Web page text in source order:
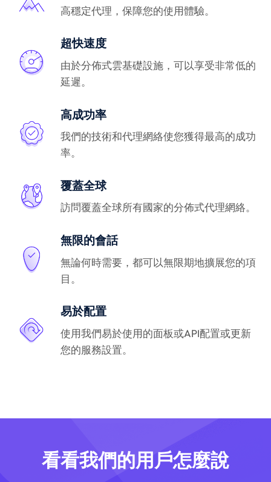
高穩定代理，保障您的使用體驗。
超快速度
由於分佈式雲基礎設施，可以享受非常低的
延遲。
高成功率
我們的技術和代理網絡使您獲得最高的成功
率。
覆蓋全球
訪問覆蓋全球所有國家的分佈式代理網絡。
無限的會話
無論何時需要，都可以無限期地擴展您的項
目。
易於配置
使用我們易於使用的面板或API配置或更新
您的服務設置。
看看我們的用戶怎麼說